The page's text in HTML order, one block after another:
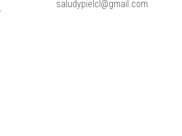
saludypielcl@gmail.com